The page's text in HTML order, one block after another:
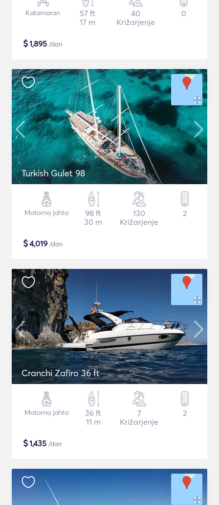
Katamaran
57 ft
17 m
40
Križarjenje
0
$1,895 /dan
Turkish Gulet 98
Motorna jahta
98 ft
30 m
130
Križarjenje
2
$4,019 /dan
Cranchi Zafiro 36 ft
Motorna jahta
36 ft
11 m
7
Križarjenje
2
$1,435 /dan